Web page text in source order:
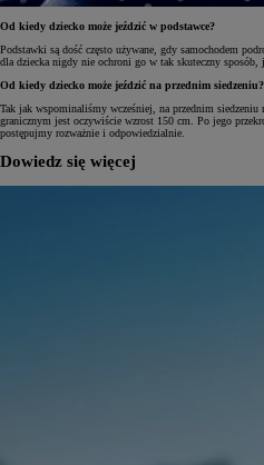
Od kiedy dziecko może jeździć w podstawce?
Podstawki są dość często używane, gdy samochodem
dla dziecka nigdy nie ochroni go w tak skuteczny
Od kiedy dziecko może jeździć na przednim siedzeniu?
Tak jak wspominaliśmy wcześniej, na przednim siedzeniu
granicznym jest oczywiście wzrost 150 cm. Po jego
postępujmy rozważnie i odpowiedzialnie.
Dowiedz się więcej